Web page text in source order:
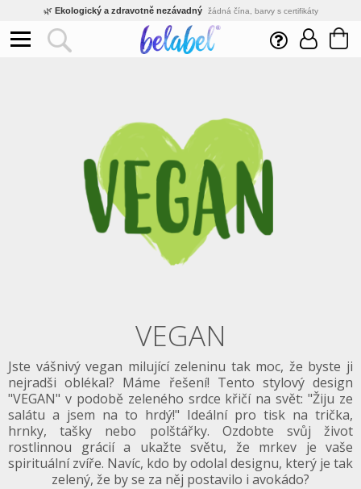
🌿 Ekologický a zdravotně nezávadný žádná čína, barvy s certifikáty
Inovativní výroba vlastní vývoj, nejnovější technologie
Rychlé dodání expedujeme do 24h
VEGAN
Jste vášnivý vegan milující zeleninu tak moc, že byste ji
nejradši oblékal? Máme řešení! Tento stylový design
"VEGAN" v podobě zeleného srdce křičí na svět: "Žiju ze
salátu a jsem na to hrdý!" Ideální pro tisk na trička,
hrnky, tašky nebo polštářky. Ozdobte svůj život
rostlinnou grácií a ukažte světu, že mrkev je vaše
spirituální zvíře. Navíc, kdo by odolal designu, který je tak
zelený, že by se za něj postavilo i avokádo?